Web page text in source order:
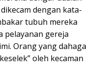
dengan kata-
tubuh mereka
pelayanan gereja
Orang yang dahaga
oleh kecaman